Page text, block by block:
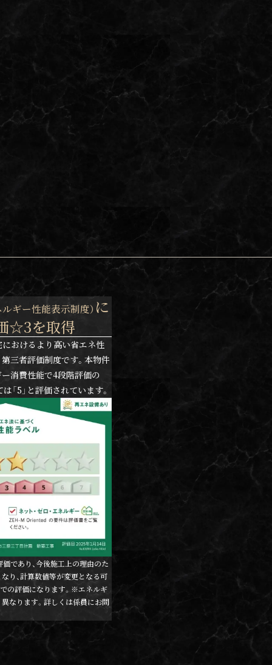
ギー性能表示制度） に
☆3を取得
におけるより高い省エネ性
三者評価制度です。本物件
消費性能で4段階評価の
「5」と評価されています。
であり、今後施工上の理由のた
り、計算数値等が変更となる可
の評価になります。※エネルギ
なります。詳しくは係員にお問